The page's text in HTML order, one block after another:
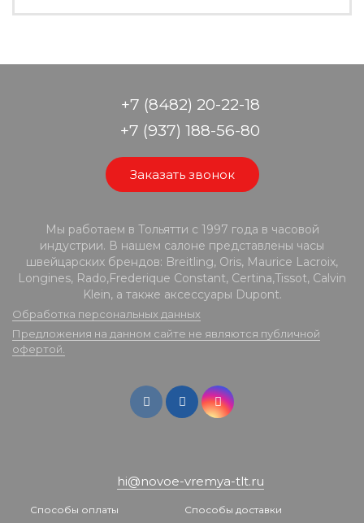
+7 (8482) 20-22-18
+7 (937) 188-56-80
Заказать звонок
Мы работаем в Тольятти с 1997 года в часовой
индустрии. В нашем салоне представлены часы
швейцарских брендов: Breitling, Oris, Maurice Lacroix,
Longines, Rado,Frederique Constant, Certina,Tissot, Calvin
Klein, а также аксессуары Dupont.
Обработка персональных данных
Предложения на данном сайте не являются публичной
офертой.
hi@novoe-vremya-tlt.ru
Способы оплаты Способы доставки